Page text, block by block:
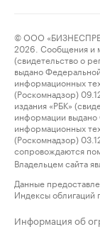
© ООО
2026. Сообщения и
(свидетельство о
выдано
информационных
(Роскомнадзор)
издания «РБК»
информации выдано
информационных
(Роскомнадзор)
сопровождаются
Владельцем сайта
Данные
Индексы облигаций
Информация об